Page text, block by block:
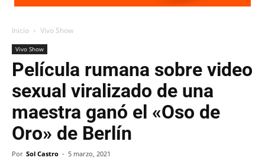
Inicio Vivo Show
Vivo Show
Película rumana sobre video
sexual viralizado de una
maestra ganó el «Oso de
Oro» de Berlín
Por Sol Castro - 5 marzo, 2021